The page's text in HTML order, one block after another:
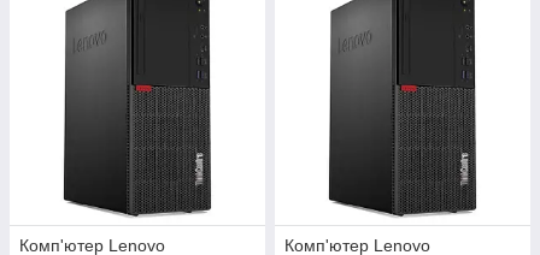
Комп'ютер Lenovo
Комп'ютер Lenovo